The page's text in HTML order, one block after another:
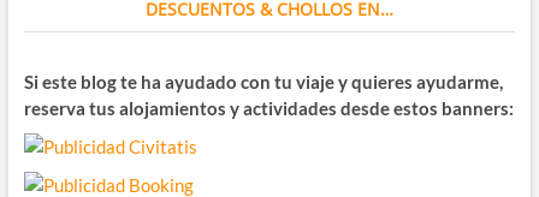
DESCUENTOS & CHOLLOS EN…
Si este blog te ha ayudado con tu viaje y quieres ayudarme,
reserva tus alojamientos y actividades desde estos banners: